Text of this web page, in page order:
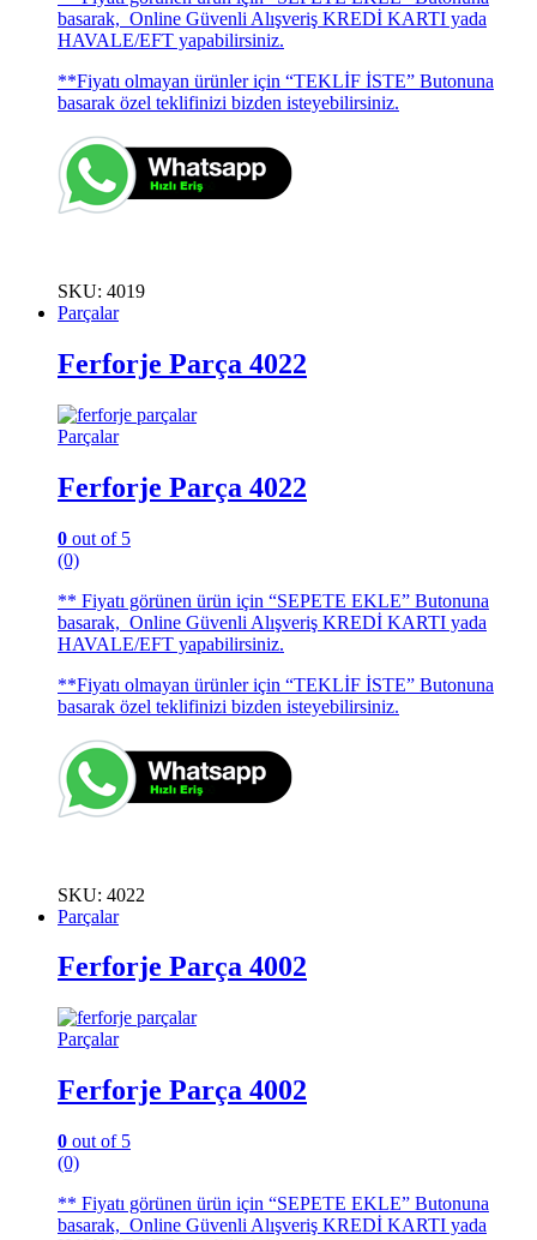
basarak, Online Güvenli Alışveriş KREDİ KARTI yada
HAVALE/EFT yapabilirsiniz.
**Fiyatı olmayan ürünler için “TEKLİF İSTE” Butonuna
basarak özel teklifinizi bizden isteyebilirsiniz.
SKU: 4019
Parçalar
Ferforje Parça 4022
Parçalar
Ferforje Parça 4022
0 out of 5
(0)
** Fiyatı görünen ürün için “SEPETE EKLE” Butonuna
basarak, Online Güvenli Alışveriş KREDİ KARTI yada
HAVALE/EFT yapabilirsiniz.
**Fiyatı olmayan ürünler için “TEKLİF İSTE” Butonuna
basarak özel teklifinizi bizden isteyebilirsiniz.
SKU: 4022
Parçalar
Ferforje Parça 4002
Parçalar
Ferforje Parça 4002
0 out of 5
(0)
** Fiyatı görünen ürün için “SEPETE EKLE” Butonuna
basarak, Online Güvenli Alışveriş KREDİ KARTI yada